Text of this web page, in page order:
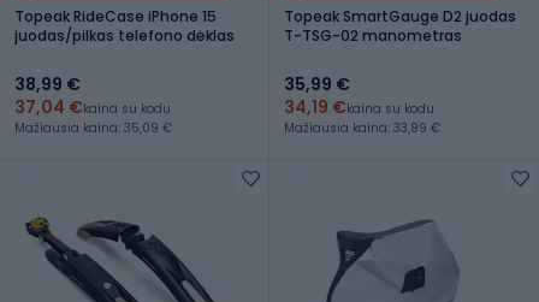
Topeak RideCase iPhone 15
juodas/pilkas telefono dėklas
38,99 €
37,04 €kaina su kodu
Mažiausia kaina: 35,09 €
Topeak SmartGauge D2 juodas
T-TSG-02 manometras
35,99 €
34,19 €kaina su kodu
Mažiausia kaina: 33,99 €